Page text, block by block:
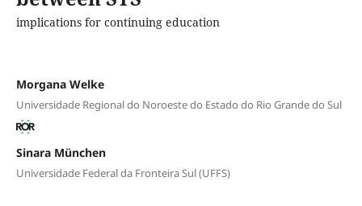
implications for continuing education
Morgana Welke
Universidade Regional do Noroeste do Estado do Rio Grande do Sul
Sinara München
Universidade Federal da Fronteira Sul (UFFS)